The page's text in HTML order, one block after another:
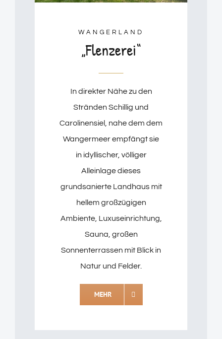
WANGERLAND
„Flenzerei“
In direkter Nähe zu den
Stränden Schillig und
Carolinensiel, nahe dem dem
Wangermeer empfängt sie
in idyllischer, völliger
Alleinlage dieses
grundsanierte Landhaus mit
hellem großzügigen
Ambiente, Luxuseinrichtung,
Sauna, großen
Sonnenterrassen mit Blick in
Natur und Felder.
MEHR